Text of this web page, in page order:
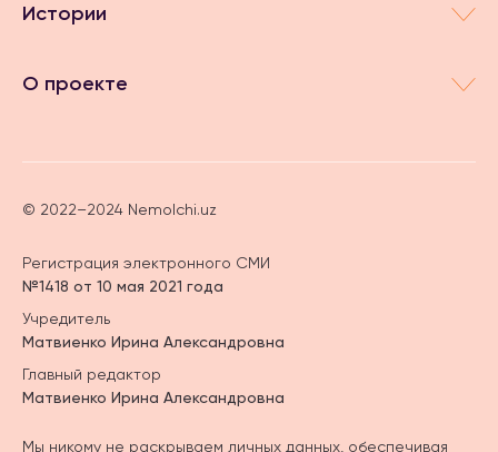
Истории
О проекте
© 2022–2024 Nemolchi.uz
Регистрация электронного СМИ
№1418 от 10 мая 2021 года
Учредитель
Матвиенко Ирина Александровна
Главный редактор
Матвиенко Ирина Александровна
Мы никому не раскрываем личных данных, обеспечивая